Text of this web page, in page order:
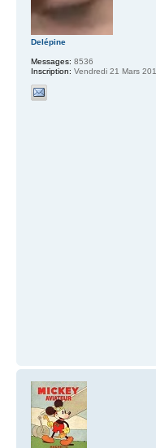
Delépine
Messages: 8536
Inscription: Vendredi 21 Mars